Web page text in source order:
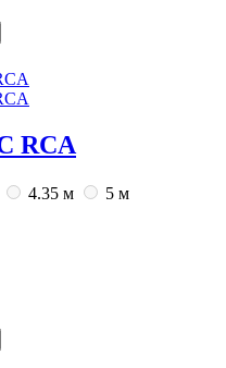
RCA
4.35 м
5 м